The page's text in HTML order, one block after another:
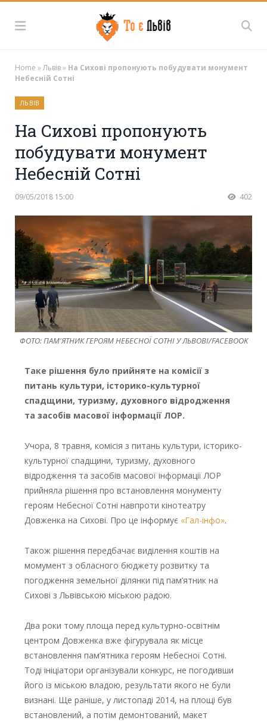
Home »Львів» На Сихові пропонують побудувати монумент
Небесній Сотні
ЛЬВІВ
На Сихові пропонують
побудувати монумент
Небесній Сотні
09/05/2018 15:00 402
ФОТО: ПАМ'ЯТНИК ГЕРОЯМ НЕБЕСНОЇ СОТНІ У ЛЬВОВІ/FACEBOOK
Таке рішення було прийняте на комісії з
питань культури, історико-культурної
спадщини, туризму, духовного відродження
та засобів масової інформації ЛОР.
Учора, 8 травня, комісія з питань культури, історико-
культурної спадщини, туризму, духовного
відродження та засобів масової інформації ЛОР
прийняла рішення про встановлення монументу
героям Небесної Сотні навпроти кінотеатру
Довженка на Сихові. Про це інформує «Гал-інфо».
Також рішення передбачає виділення коштів на
момумент з обласного бюджету розвитку та
погодження земельної ділянки під пам’ятник на
Сихові з Львівською міською радою.
Два роки тому площа перед культурно-освітнім
центром Довженка вже фігурувала як місце
встановлення пам’ятника героям Небесної Сотні.
Тоді ініціатори організували конкурс, не погодивши
його із міською владою, результати якого не були
визнані. Ще раніше, у листопаді 2014, на площі був
встановлений, а потім демонтований, макет